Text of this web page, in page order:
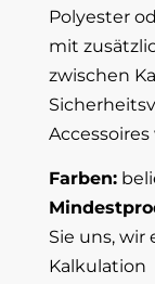
Polyester
mit
zwischen
Farben:
Sie uns,
Kalkulation